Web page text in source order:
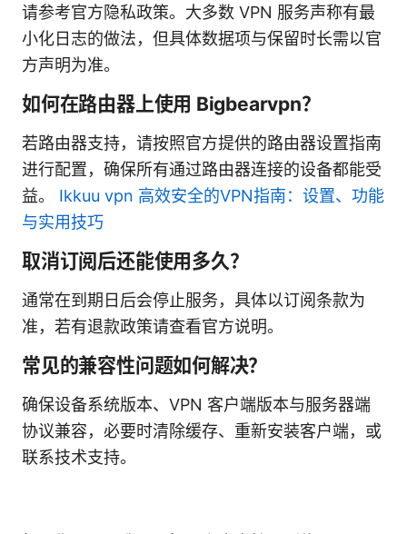
请参考官方隐私政策。大多数 VPN 服务声称有最
小化日志的做法，但具体数据项与保留时长需以官
方声明为准。
如何在路由器上使用 Bigbearvpn？
若路由器支持，请按照官方提供的路由器设置指南
进行配置，确保所有通过路由器连接的设备都能受
益。 Ikkuu vpn 高效安全的VPN指南：设置、功能
与实用技巧
取消订阅后还能使用多久？
通常在到期日后会停止服务，具体以订阅条款为
准，若有退款政策请查看官方说明。
常见的兼容性问题如何解决？
确保设备系统版本、VPN 客户端版本与服务器端
协议兼容，必要时清除缓存、重新安装客户端，或
联系技术支持。